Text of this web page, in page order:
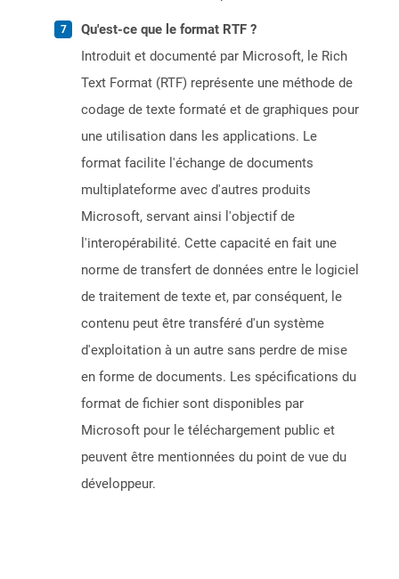
Qu'est-ce que le format RTF ?
Introduit et documenté par Microsoft, le Rich
Text Format (RTF) représente une méthode de
codage de texte formaté et de graphiques pour
une utilisation dans les applications. Le
format facilite l'échange de documents
multiplateforme avec d'autres produits
Microsoft, servant ainsi l'objectif de
l'interopérabilité. Cette capacité en fait une
norme de transfert de données entre le logiciel
de traitement de texte et, par conséquent, le
contenu peut être transféré d'un système
d'exploitation à un autre sans perdre de mise
en forme de documents. Les spécifications du
format de fichier sont disponibles par
Microsoft pour le téléchargement public et
peuvent être mentionnées du point de vue du
développeur.